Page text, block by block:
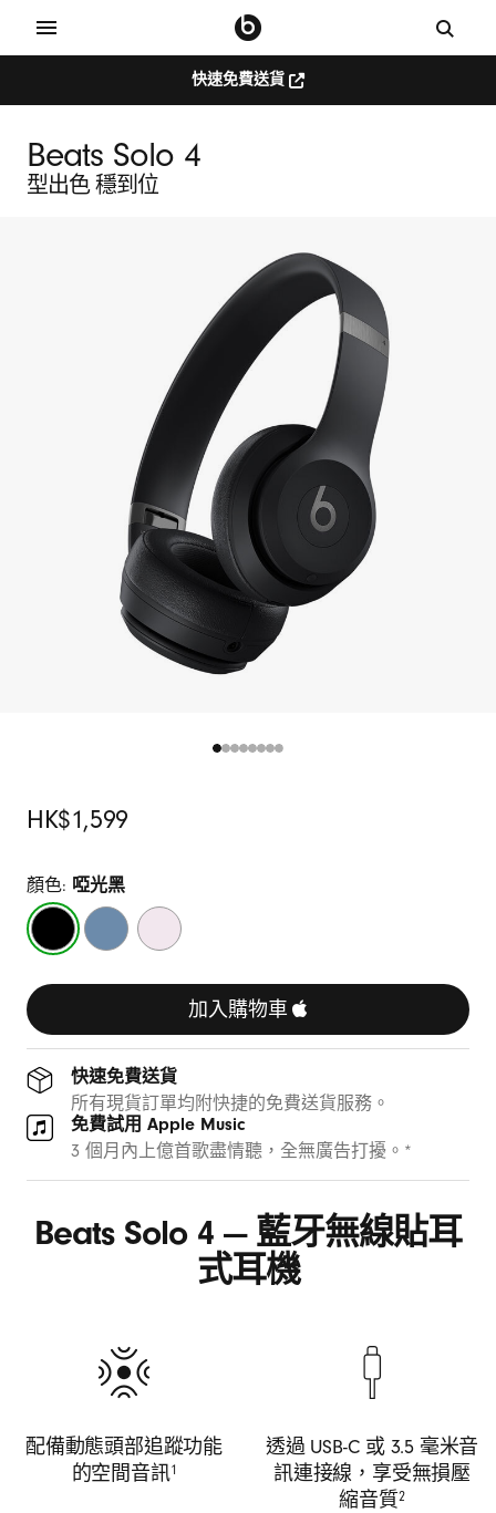
快速免費送貨
Beats Solo 4
型出色 穩到位
原
HK$1,599
顏色: 啞光黑
啞
光
石
板
雲
彩
加入購物車
快速免費送貨
所有現貨訂單均附快捷的免費送貨服務。
免費試用 Apple Music
3 個月內上億首歌盡情聽，全無廣告打擾。*
Beats Solo 4 — 藍牙無線貼耳
式耳機
配備動態頭部追蹤功能
的空間音訊1
透過 USB-C 或 3.5 毫米音
訊連接線，享受無損壓
縮音質2